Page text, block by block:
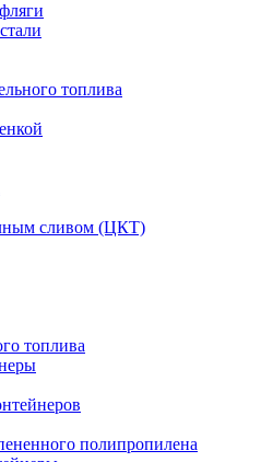
топлива
сливом (ЦКТ)
топлива
полипропилена